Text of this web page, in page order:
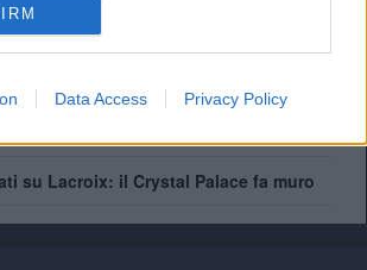
Data Access Privacy Policy
ma il Crystal Palace fa muro. Ecco la
Il presidente Parish: "Ha rifiutato
su Lacroix: il Crystal Palace fa muro